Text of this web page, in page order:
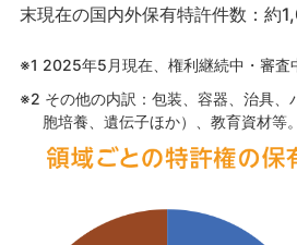
末現在の国内外保有特許件数：約
※1 2025年5月現在、権利継続中・審査
※2 その他の内訳：包装、容器、治具、
胞培養、遺伝子ほか）、教育資材等。